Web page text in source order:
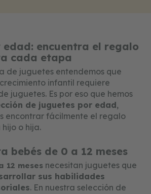
las siguientes líneas
las etapas del desarrollo
infantil. [is-call-to-action
del desarrollo del
El desarrollo del
es un proceso en el
diversos factores.
hablando, tarde o
se deben respetar sus
manera general, los
edad: encuentra el regalo
cada etapa
de juguetes entendemos que
infantil requiere
juguetes. Es por eso que hemos
de juguetes por edad,
encontrar fácilmente el regalo
o hija.
bebés de 0 a 12 meses
12 meses necesitan juguetes que
sus habilidades
. En nuestra selección de